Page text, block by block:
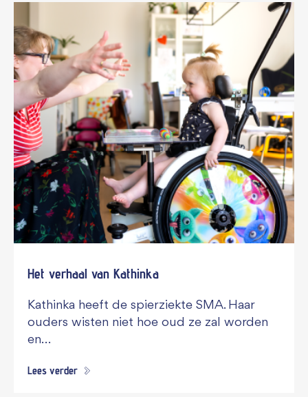
Het verhaal van Kathinka
Kathinka heeft de spierziekte SMA. Haar
ouders wisten niet hoe oud ze zal worden
en…
Lees verder